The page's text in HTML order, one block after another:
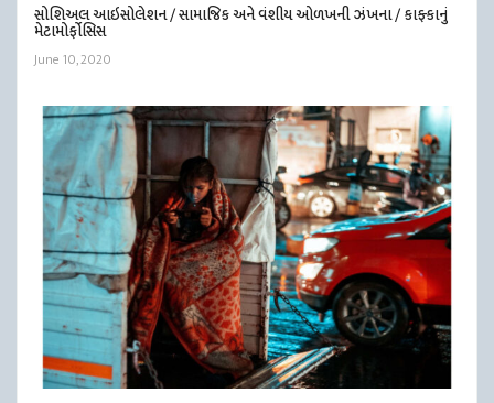
સોશિઅલ આઇસોલેશન / સામાજિક અને વંશીય ઓળખની ઝંખના / કાફ્કાનું
મેટામોર્ફોસિસ
June 10, 2020